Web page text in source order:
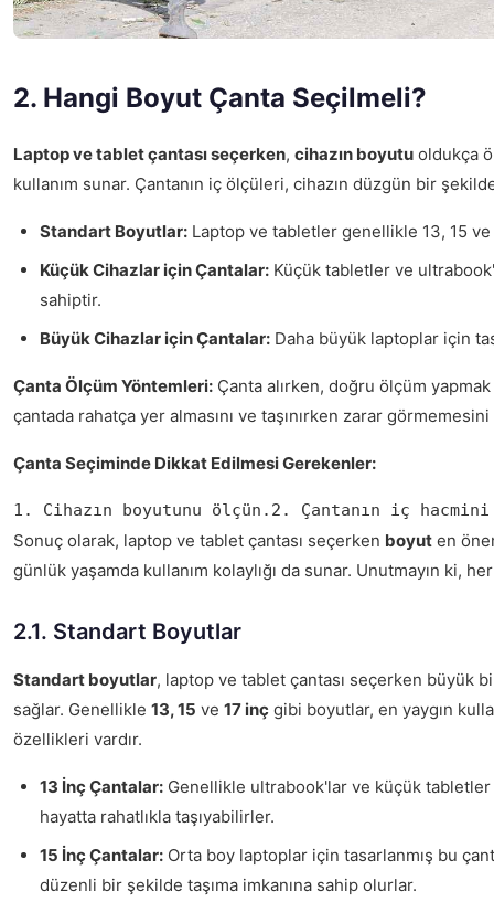
2. Hangi Boyut Çanta Seçilmeli?
Laptop ve tablet çantası seçerken, cihazın boyutu oldukça
kullanım sunar. Çantanın iç ölçüleri, cihazın düzgün bir
Standart Boyutlar: Laptop ve tabletler genellikle 13, 15
Küçük Cihazlar için Çantalar: Küçük tabletler ve
sahiptir.
Büyük Cihazlar için Çantalar: Daha büyük laptoplar için
Çanta Ölçüm Yöntemleri: Çanta alırken, doğru ölçüm
çantada rahatça yer almasını ve taşınırken zarar
Çanta Seçiminde Dikkat Edilmesi Gerekenler:
1. Cihazın boyutunu ölçün.2. Çantanın iç
Sonuç olarak, laptop ve tablet çantası seçerken boyut en
günlük yaşamda kullanım kolaylığı da sunar. Unutmayın ki,
2.1. Standart Boyutlar
Standart boyutlar, laptop ve tablet çantası seçerken büyük
sağlar. Genellikle 13, 15 ve 17 inç gibi boyutlar, en yaygın
özellikleri vardır.
13 İnç Çantalar: Genellikle ultrabook'lar ve küçük tabletler
hayatta rahatlıkla taşıyabilirler.
15 İnç Çantalar: Orta boy laptoplar için tasarlanmış bu
düzenli bir şekilde taşıma imkanına sahip olurlar.